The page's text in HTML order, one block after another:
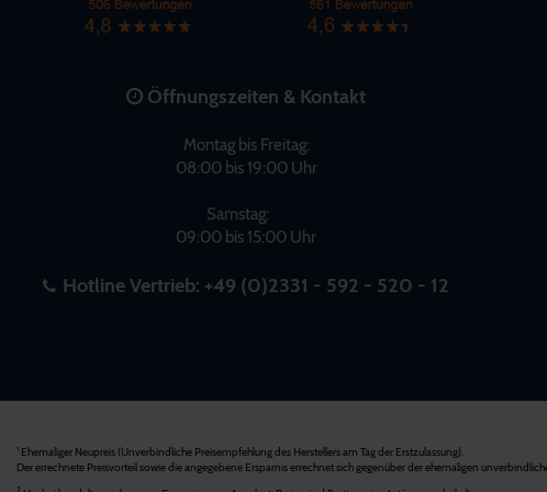
Öffnungszeiten & Kontakt
Montag bis Freitag:
08:00 bis 19:00 Uhr
Samstag:
09:00 bis 15:00 Uhr
Hotline Vertrieb: +49 (0)2331 - 592 - 520 - 12
1 Ehemaliger Neupreis (Unverbindliche Preisempfehlung des Herstellers am Tag der Erstzulassung).
Der errechnete Preisvorteil sowie die angegebene Ersparnis errechnet sich gegenüber der ehemaligen